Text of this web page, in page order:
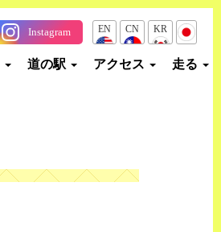
Instagram EN CN KR JP
道の駅 アクセス 走る